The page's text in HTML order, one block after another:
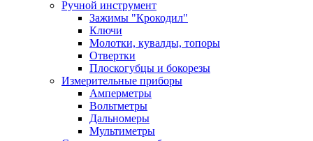
Ручной инструмент
Зажимы "Крокодил"
Ключи
Молотки, кувалды, топоры
Отвертки
Плоскогубцы и бокорезы
Измерительные приборы
Амперметры
Вольтметры
Дальномеры
Мультиметры